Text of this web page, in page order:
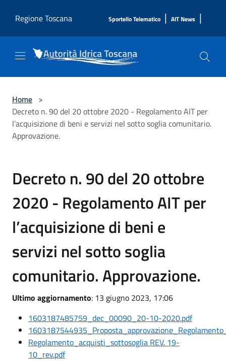
Regione Toscana
Sportello Telematico | AIT News |
Home >
Decreto n. 90 del 20 ottobre 2020 - Regolamento AIT per
l’acquisizione di beni e servizi nel sotto soglia comunitario.
Approvazione.
Decreto n. 90 del 20 ottobre
2020 - Regolamento AIT per
l’acquisizione di beni e
servizi nel sotto soglia
comunitario. Approvazione.
Ultimo aggiornamento: 13 giugno 2023, 17:06
1603187485759_dec_00090_20-10-2020.pdf
Regolamento_acquisti_sottosoglia REV. 19-
10_rev.pdf